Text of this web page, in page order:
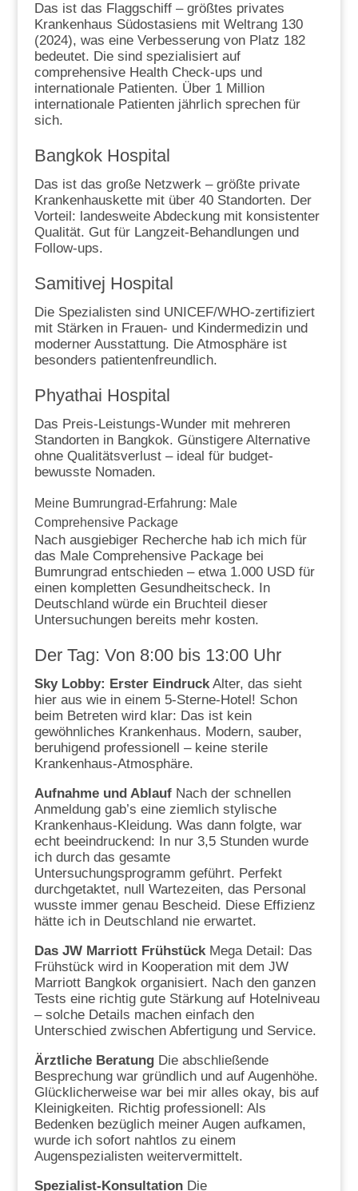
Das ist das Flaggschiff – größtes privates
Krankenhaus Südostasiens mit Weltrang 130
(2024), was eine Verbesserung von Platz 182
bedeutet. Die sind spezialisiert auf
comprehensive Health Check-ups und
internationale Patienten. Über 1 Million
internationale Patienten jährlich sprechen für
sich.
Bangkok Hospital
Das ist das große Netzwerk – größte private
Krankenhauskette mit über 40 Standorten. Der
Vorteil: landesweite Abdeckung mit konsistenter
Qualität. Gut für Langzeit-Behandlungen und
Follow-ups.
Samitivej Hospital
Die Spezialisten sind UNICEF/WHO-zertifiziert
mit Stärken in Frauen- und Kindermedizin und
moderner Ausstattung. Die Atmosphäre ist
besonders patientenfreundlich.
Phyathai Hospital
Das Preis-Leistungs-Wunder mit mehreren
Standorten in Bangkok. Günstigere Alternative
ohne Qualitätsverlust – ideal für budget-
bewusste Nomaden.
Meine Bumrungrad-Erfahrung: Male
Comprehensive Package
Nach ausgiebiger Recherche hab ich mich für
das Male Comprehensive Package bei
Bumrungrad entschieden – etwa 1.000 USD für
einen kompletten Gesundheitscheck. In
Deutschland würde ein Bruchteil dieser
Untersuchungen bereits mehr kosten.
Der Tag: Von 8:00 bis 13:00 Uhr
Sky Lobby: Erster EindruckAlter, das sieht
hier aus wie in einem 5-Sterne-Hotel! Schon
beim Betreten wird klar: Das ist kein
gewöhnliches Krankenhaus. Modern, sauber,
beruhigend professionell – keine sterile
Krankenhaus-Atmosphäre.
Aufnahme und AblaufNach der schnellen
Anmeldung gab’s eine ziemlich stylische
Krankenhaus-Kleidung. Was dann folgte, war
echt beeindruckend: In nur 3,5 Stunden wurde
ich durch das gesamte
Untersuchungsprogramm geführt. Perfekt
durchgetaktet, null Wartezeiten, das Personal
wusste immer genau Bescheid. Diese Effizienz
hätte ich in Deutschland nie erwartet.
Das JW Marriott FrühstückMega Detail: Das
Frühstück wird in Kooperation mit dem JW
Marriott Bangkok organisiert. Nach den ganzen
Tests eine richtig gute Stärkung auf Hotelniveau
– solche Details machen einfach den
Unterschied zwischen Abfertigung und Service.
Ärztliche BeratungDie abschließende
Besprechung war gründlich und auf Augenhöhe.
Glücklicherweise war bei mir alles okay, bis auf
Kleinigkeiten. Richtig professionell: Als
Bedenken bezüglich meiner Augen aufkamen,
wurde ich sofort nahtlos zu einem
Augenspezialisten weitervermittelt.
Spezialist-KonsultationDie